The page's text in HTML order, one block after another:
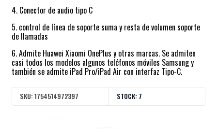
4. Conector de audio tipo C
5. control de línea de soporte suma y resta de volumen soporte
de llamadas
6. Admite Huawei Xiaomi OnePlus y otras marcas. Se admiten
casi todos los modelos algunos teléfonos móviles Samsung y
también se admite iPad Pro/iPad Air con interfaz Tipo-C.
SKU: 1754514972397 STOCK: 7